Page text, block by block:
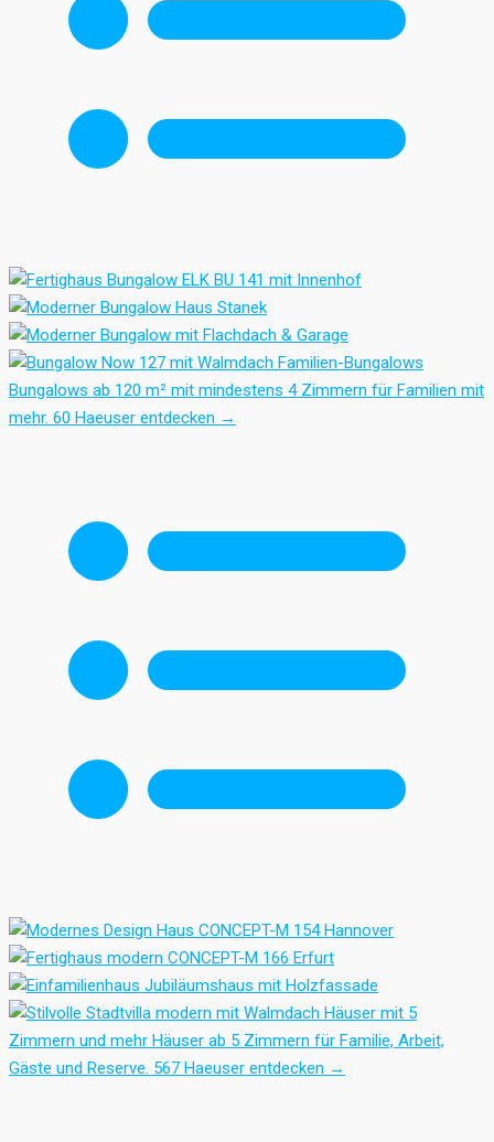
Familien-Bungalows
Bungalows ab 120 m² mit mindestens 4 Zimmern für Familien mit
mehr. 60 Haeuser entdecken →
Häuser mit 5
Zimmern und mehr Häuser ab 5 Zimmern für Familie, Arbeit,
Gäste und Reserve. 567 Haeuser entdecken →